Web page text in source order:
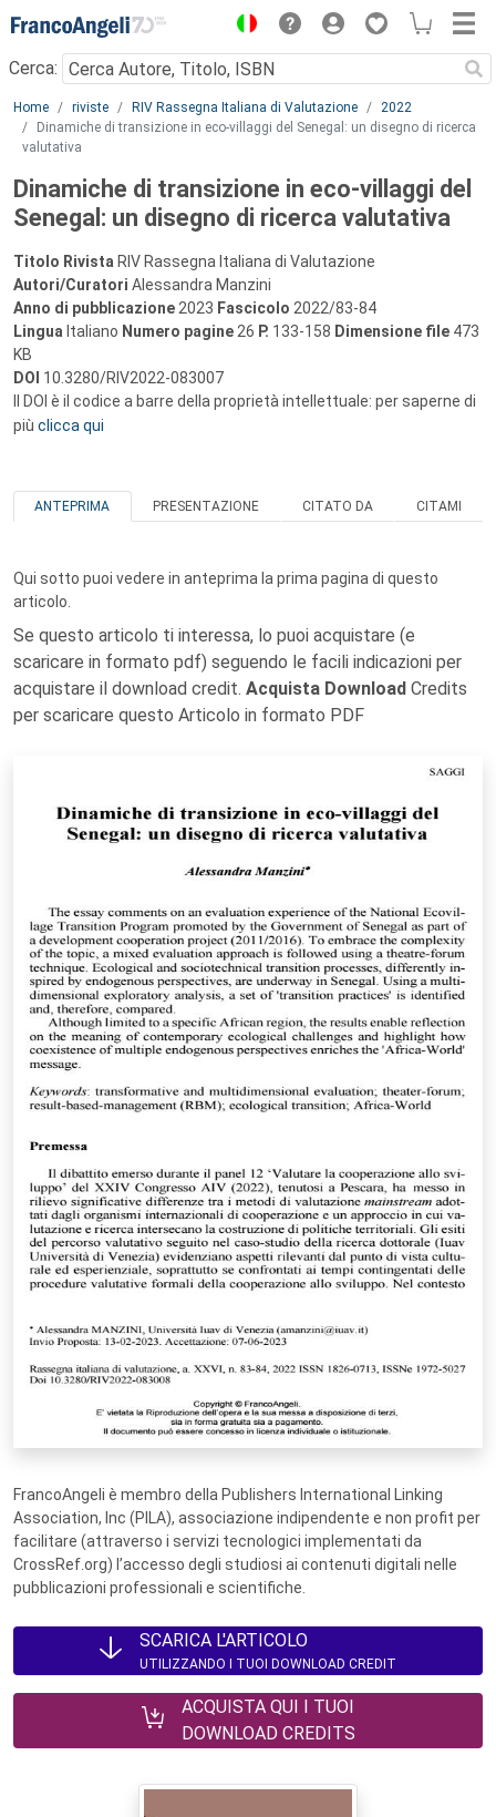
Menu
Cerca:
Main content
Home riviste RIV Rassegna Italiana di Valutazione
2022
Dinamiche di transizione in eco-villaggi del Senegal: un disegno di ricerca
valutativa
Dinamiche di transizione in eco-villaggi del
Senegal: un disegno di ricerca valutativa
Titolo Rivista RIV Rassegna Italiana di Valutazione
Autori/Curatori Alessandra Manzini
Anno di pubblicazione 2023 Fascicolo 2022/83-84
Lingua Italiano Numero pagine 26 P. 133-158 Dimensione file 473
KB
DOI 10.3280/RIV2022-083007
Il DOI è il codice a barre della proprietà intellettuale: per saperne di
più clicca qui
ANTEPRIMA PRESENTAZIONE CITATO DA CITAMI
Qui sotto puoi vedere in anteprima la prima pagina di questo
articolo.
Se questo articolo ti interessa, lo puoi acquistare (e
scaricare in formato pdf) seguendo le facili indicazioni per
acquistare il download credit. Acquista Download Credits
per scaricare questo Articolo in formato PDF
FrancoAngeli è membro della Publishers International Linking
Association, Inc (PILA), associazione indipendente e non profit per
facilitare (attraverso i servizi tecnologici implementati da
CrossRef.org) l’accesso degli studiosi ai contenuti digitali nelle
pubblicazioni professionali e scientifiche.
SCARICA L'ARTICOLO
UTILIZZANDO I TUOI DOWNLOAD CREDIT
ACQUISTA QUI I TUOI
DOWNLOAD CREDITS